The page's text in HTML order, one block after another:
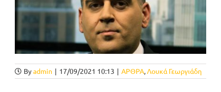
Byadmin | 17/09/2021 10:13 | ΑΡΘΡΑ,Λουκά Γεωργιάδη